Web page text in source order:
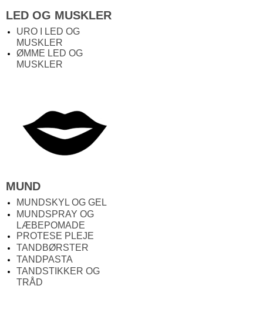
LED OG MUSKLER
URO I LED OG
MUSKLER
ØMME LED OG
MUSKLER
MUND
MUNDSKYL OG GEL
MUNDSPRAY OG
LÆBEPOMADE
PROTESE PLEJE
TANDBØRSTER
TANDPASTA
TANDSTIKKER OG
TRÅD